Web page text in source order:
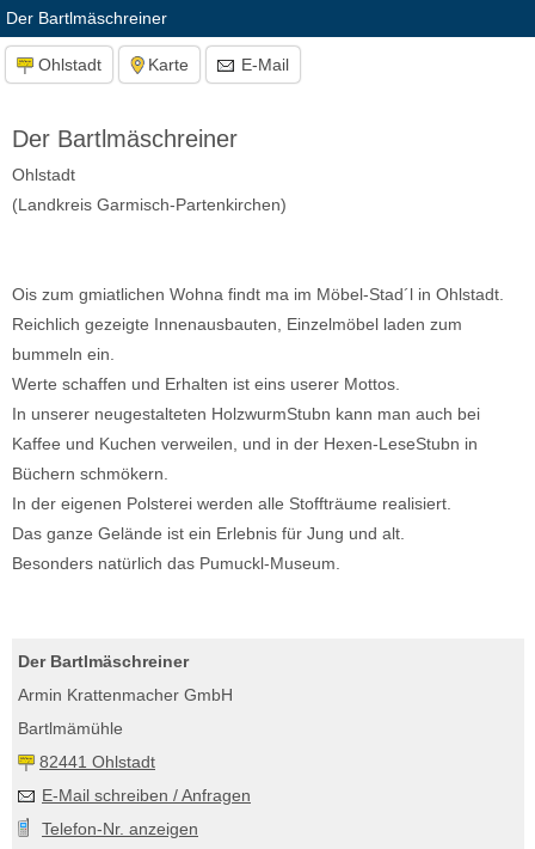
Der Bartlmäschreiner
Ohlstadt Karte E-Mail
Der Bartlmäschreiner
Ohlstadt
(Landkreis Garmisch-Partenkirchen)
Ois zum gmiatlichen Wohna findt ma im Möbel-Stad´l in Ohlstadt.
Reichlich gezeigte Innenausbauten, Einzelmöbel laden zum
bummeln ein.
Werte schaffen und Erhalten ist eins userer Mottos.
In unserer neugestalteten HolzwurmStubn kann man auch bei
Kaffee und Kuchen verweilen, und in der Hexen-LeseStubn in
Büchern schmökern.
In der eigenen Polsterei werden alle Stoffträume realisiert.
Das ganze Gelände ist ein Erlebnis für Jung und alt.
Besonders natürlich das Pumuckl-Museum.
Der Bartlmäschreiner
Armin Krattenmacher GmbH
Bartlmämühle
82441 Ohlstadt
E-Mail schreiben / Anfragen
Telefon-Nr. anzeigen